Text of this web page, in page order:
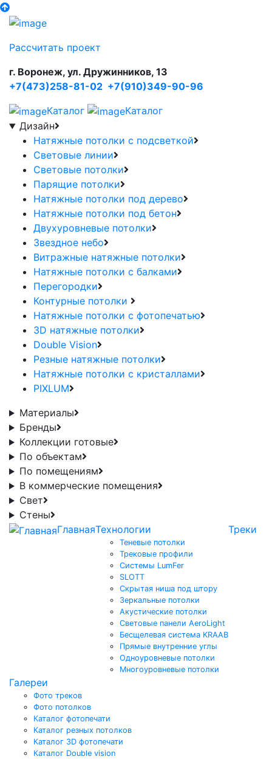
Рассчитать проект
г. Воронеж, ул. Дружинников, 13
+7(473)258-81-02 +7(910)349-90-96
Каталог
Каталог
Дизайн
Натяжные потолки с подсветкой
Световые линии
Световые потолки
Парящие потолки
Натяжные потолки под дерево
Натяжные потолки под бетон
Двухуровневые потолки
Звездное небо
Витражные натяжные потолки
Натяжные потолки с балками
Перегородки
Контурные потолки
Натяжные потолки с фотопечатью
3D натяжные потолки
Double Vision
Резные натяжные потолки
Натяжные потолки с кристаллами
PIXLUM
Материалы
Бренды
Коллекции готовые
По объектам
По помещениям
В коммерческие помещения
Свет
Стены
ГлавнаяТехнологии
Теневые потолки
Трековые профили
Системы LumFer
SLOTT
Скрытая ниша под штору
Зеркальные потолки
Акустические потолки
Световые панели AeroLight
Бесщелевая система KRAAB
Прямые внутренние углы
Одноуровневые потолки
Многоуровневые потолки
Треки
Галереи
Фото треков
Фото потолков
Каталог фотопечати
Каталог резных потолков
Каталог 3D фотопечати
Каталог Double vision